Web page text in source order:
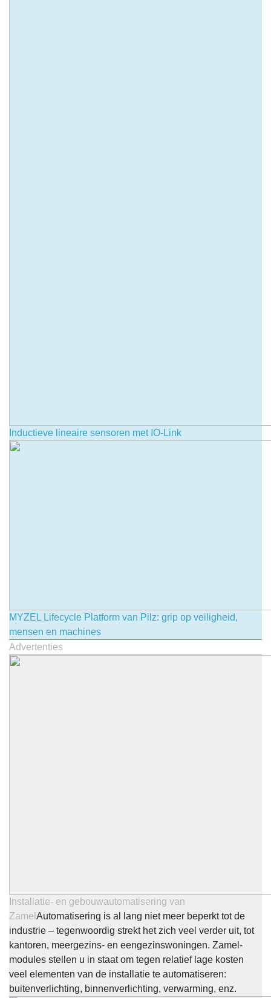
Inductieve lineaire sensoren met IO-Link
MYZEL Lifecycle Platform van Pilz: grip op veiligheid,
mensen en machines
Advertenties
Installatie- en gebouwautomatisering van
Zamel Automatisering is al lang niet meer beperkt tot de
industrie – tegenwoordig strekt het zich veel verder uit, tot
kantoren, meergezins- en eengezinswoningen. Zamel-
modules stellen u in staat om tegen relatief lage kosten
veel elementen van de installatie te automatiseren:
buitenverlichting, binnenverlichting, verwarming, enz.